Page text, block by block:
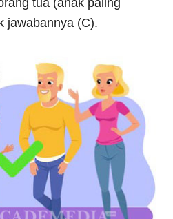
tua (anak paling
jawabannya (C).